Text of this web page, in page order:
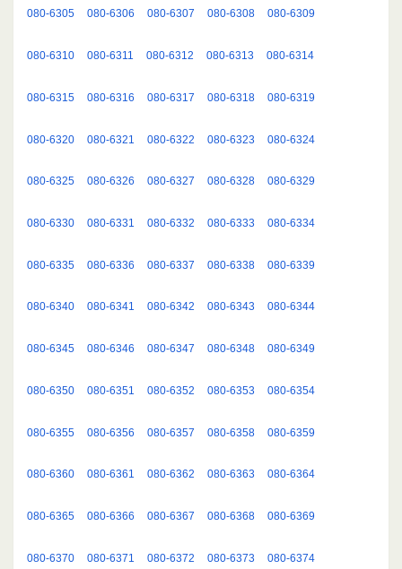
080-6305 080-6306 080-6307 080-6308 080-6309
080-6310 080-6311 080-6312 080-6313 080-6314
080-6315 080-6316 080-6317 080-6318 080-6319
080-6320 080-6321 080-6322 080-6323 080-6324
080-6325 080-6326 080-6327 080-6328 080-6329
080-6330 080-6331 080-6332 080-6333 080-6334
080-6335 080-6336 080-6337 080-6338 080-6339
080-6340 080-6341 080-6342 080-6343 080-6344
080-6345 080-6346 080-6347 080-6348 080-6349
080-6350 080-6351 080-6352 080-6353 080-6354
080-6355 080-6356 080-6357 080-6358 080-6359
080-6360 080-6361 080-6362 080-6363 080-6364
080-6365 080-6366 080-6367 080-6368 080-6369
080-6370 080-6371 080-6372 080-6373 080-6374